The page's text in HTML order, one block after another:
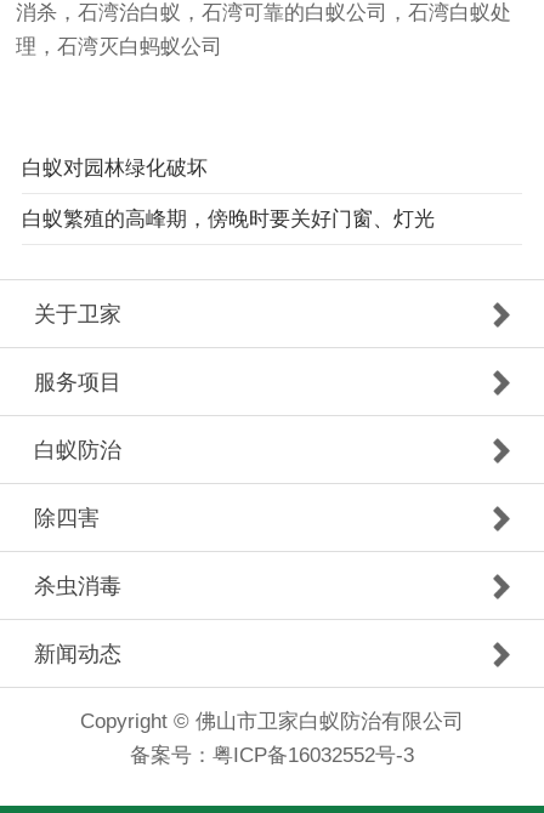
消杀，石湾治白蚁，石湾可靠的白蚁公司
，石湾白蚁处
理，石湾灭白蚂蚁公司
白蚁对园林绿化破坏
白蚁繁殖的高峰期，傍晚时要关好门窗、灯光
关于卫家
服务项目
白蚁防治
除四害
杀虫消毒
新闻动态
Copyright © 佛山市卫家白蚁防治有限公司
备案号： 粤ICP备16032552号-3